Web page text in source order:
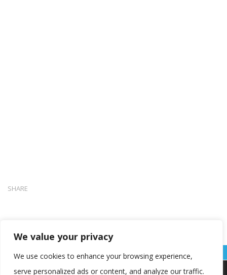
We value your privacy
We use cookies to enhance your browsing experience,
serve personalized ads or content, and analyze our traffic.
SHARE
Koristimo kolačiće kako bismo vam pružili najbolje iskustvo na